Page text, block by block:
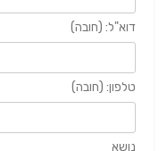
דוא"ל: (חובה)
טלפון: (חובה)
נושא